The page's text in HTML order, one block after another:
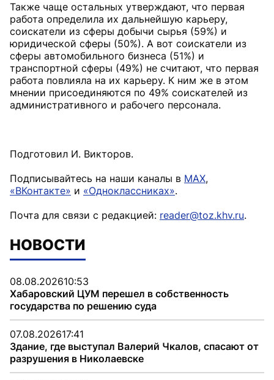
Также чаще остальных утверждают, что первая
работа определила их дальнейшую карьеру,
соискатели из сферы добычи сырья (59%) и
юридической сферы (50%). А вот соискатели из
сферы автомобильного бизнеса (51%) и
транспортной сферы (49%) не считают, что первая
работа повлияла на их карьеру. К ним же в этом
мнении присоединяются по 49% соискателей из
административного и рабочего персонала.
Подготовил И. Викторов.
Подписывайтесь на наши каналы в MAX,
«ВКонтакте» и «Одноклассниках».
Почта для связи с редакцией: reader@toz.khv.ru.
НОВОСТИ
08.08.202610:53
Хабаровский ЦУМ перешел в собственность
государства по решению суда
07.08.202617:41
Здание, где выступал Валерий Чкалов, спасают от
разрушения в Николаевске